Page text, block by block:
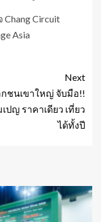
Circuit
Asia
Next
กชนเขาใหญ่ จับมือ!!
ปญ ราคาเดียว เที่ยว
ได้ทั้งปี